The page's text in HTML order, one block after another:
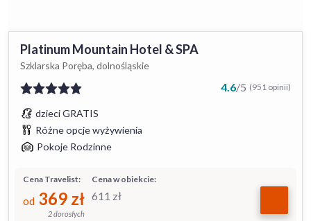
Platinum Mountain Hotel & SPA
Szklarska Poręba, dolnośląskie
4.6/5 (951 opinii)
dzieci GRATIS
Różne opcje wyżywienia
Pokoje Rodzinne
Cena w obiekcie:
611 zł
Cena Travelist:
od 369 zł
2 dorosłych